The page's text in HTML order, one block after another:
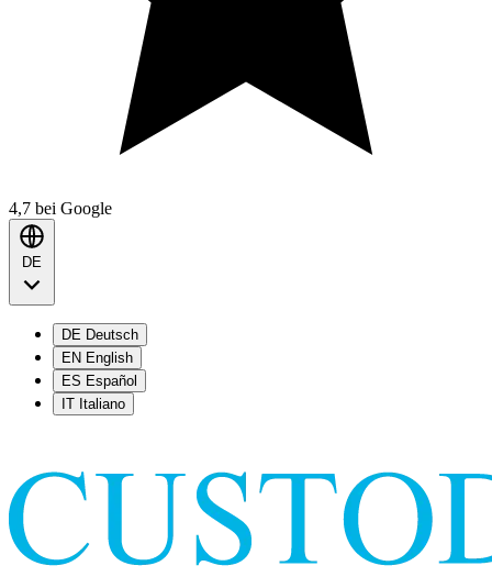
4,7 bei Google
DE
DE Deutsch
EN English
ES Español
IT Italiano